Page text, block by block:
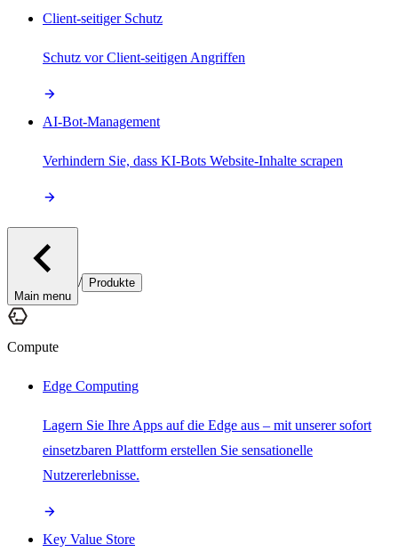
Client-seitiger Schutz
Schutz vor Client-seitigen Angriffen
AI-Bot-Management
Verhindern Sie, dass KI-Bots Website-Inhalte scrapen
Main menu
/ Produkte
Compute
Edge Computing
Lagern Sie Ihre Apps auf die Edge aus – mit unserer sofort
einsetzbaren Plattform erstellen Sie sensationelle
Nutzererlebnisse.
Key Value Store